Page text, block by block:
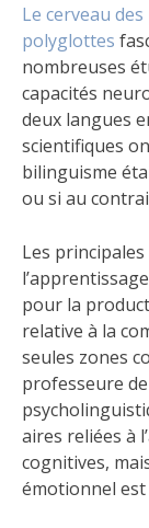
Le cerveau
polyglottes
nombreuses
capacités
deux langues
scientifiques
bilinguisme
ou si au
Les
pour la
relative à la
seules zones
professeure
aires reliées à
cognitives,
émotionnel est